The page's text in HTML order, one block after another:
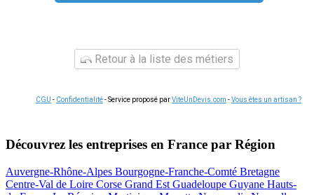
Retour à la liste des métiers
CGU - Confidentialité- Service proposé parViteUnDevis.com -Vous êtes un artisan ?
Découvrez les entreprises en France par Région
Auvergne-Rhône-Alpes Bourgogne-Franche-Comté Bretagne
Centre-Val de Loire Corse Grand Est Guadeloupe Guyane Hauts-